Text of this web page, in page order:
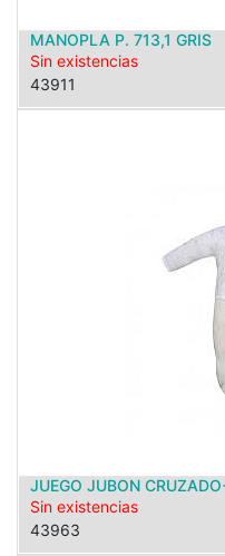
MANOPLA P. 713,1 GRIS
Sin existencias
43911
JUEGO JUBON
Sin existencias
43963